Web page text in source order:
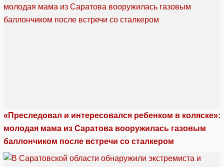
«Преследовал и интересовался ребенком в коляске»:
молодая мама из Саратова вооружилась газовым
баллончиком после встречи со сталкером